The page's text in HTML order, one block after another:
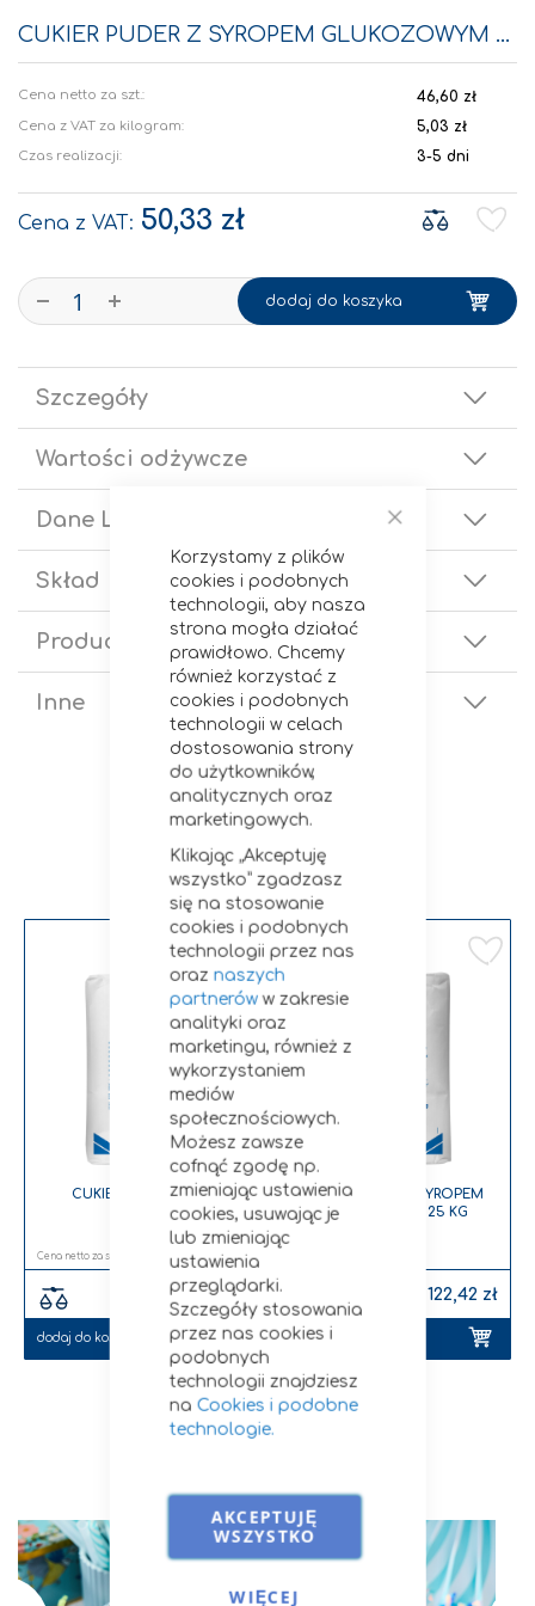
Korzystamy z plików
cookies i podobnych
technologii, aby nasza
strona mogła działać
prawidłowo. Chcemy
również korzystać z
cookies i podobnych
technologii w celach
dostosowania strony
do użytkowników,
analitycznych oraz
marketingowych.
Klikając „Akceptuję
wszystko” zgadzasz
się na stosowanie
cookies i podobnych
technologii przez nas
oraz naszych
partneróww zakresie
analityki oraz
marketingu, również z
wykorzystaniem
mediów
społecznościowych.
Możesz zawsze
cofnąć zgodę np.
zmieniając ustawienia
cookies, usuwając je
lub zmieniając
ustawienia
przeglądarki.
Szczegóły stosowania
przez nas cookies i
podobnych
technologii znajdziesz
na Cookies i podobne
technologie.
AKCEPTUJĘ
WSZYSTKO
WIĘCEJ
CUKIER PUDER Z SYROPEM GLUKOZOWYM 10 KG
50,33 zł
46,60 zł
Czas realizacji: 3-5 dni
Cena z VAT za kilogram: 5,03 zł
+
- dodaj do koszyka
na
Szczegóły
Wartości odżywcze
Dane Logistyczne
Skład
Producent
Inne
Zobacz podobne
Dodaj do listy życzeń
CUKIER PUDER 25 KG
119,00 zł
dodaj do koszyka
Dodaj do listy życzeń
CUKIER PUDER Z SYROPEM
GLUKOZOWYM 25 KG
122,42 zł
dodaj do koszyka